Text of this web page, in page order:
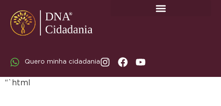
Quero minha cidadania
“`html